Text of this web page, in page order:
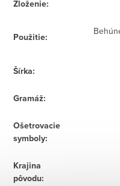
Zloženie:
Použitie:
Šírka:
Gramáž:
Ošetrovacie
symboly:
Krajina
pôvodu: